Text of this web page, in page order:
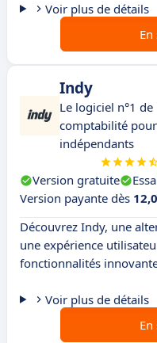
Voir plus de détails
Indy
Le logiciel n°1 de
comptabilité
indépendants
Version gratuite
Version payante dès
Découvrez Indy, une
une expérience
fonctionnalités
Voir plus de détails